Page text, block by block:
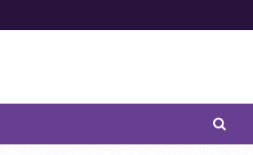
Comunica
de nuestra comuna